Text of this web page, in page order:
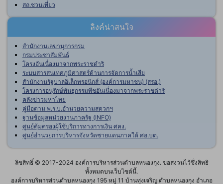
สถ.ชวนเที่ยว
ลิงค์น่าสนใจ
สำนักงานเลขานุการกรม
กรมประชาสัมพันธ์
โครงอันเนื่องมาจากพระราชดำริ
ระบบสารสนเทศภูมิศาสตร์ด้านการจัดการน้ำเสีย
สำนักงานรัฐบาลอิเล็กทรอนิกส์ (องค์การมหาชน) (สรอ.)
โครงการอนุรักษ์พันธุกรรมพืชอันเนื่องมาจากพระราชดำริ
คลังข่าวมหาไทย
คู่มือตาม พ.ร.บ.อำนวยความสดวกฯ
ฐานข้อมูลหน่วยงานภาครัฐ (INFO)
ศูนย์คุ้มครองผู้ใช้บริการทางการเงิน ศคง.
ศูนย์อำนวยการบริหารจังหวัดชายแดนภาคใต้ ศอ.บต.
ลิขสิทธิ์ © 2017-2024 องค์การบริหารส่วนตำบลหนองกุง. ขอสงวนไว้ซึ่งสิทธิ
ทั้งหมดบนเว็บไซต์นี้.
องค์การบริหารส่วนตำบลหนองกุง 195 หมู่ 11 บ้านทุ่งเจริญ ตำบลหนองกุง อำเภอ